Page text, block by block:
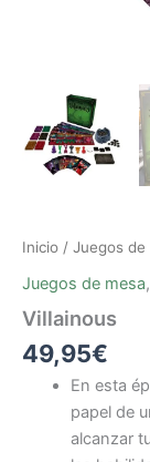
Inicio / Juegos de
Juegos de mesa,
Villainous
49,95€
En esta
papel de
alcanzar